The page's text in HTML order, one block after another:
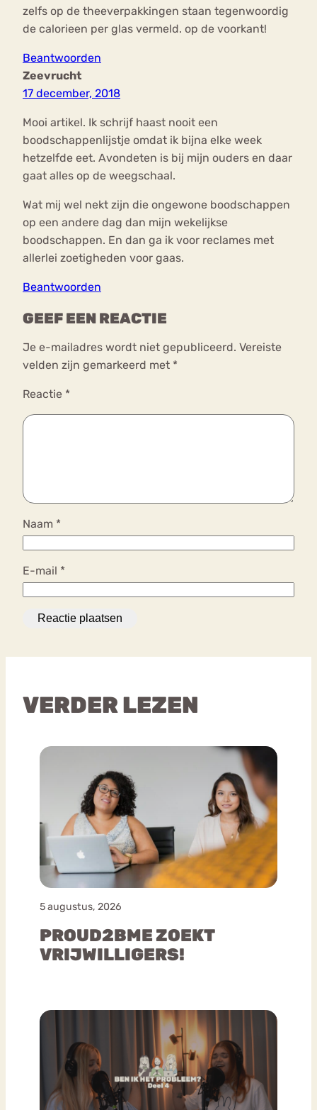
zelfs op de theeverpakkingen staan tegenwoordig
de calorieen per glas vermeld. op de voorkant!
Beantwoorden
Zeevrucht
17 december, 2018
Mooi artikel. Ik schrijf haast nooit een
boodschappenlijstje omdat ik bijna elke week
hetzelfde eet. Avondeten is bij mijn ouders en daar
gaat alles op de weegschaal.
Wat mij wel nekt zijn die ongewone boodschappen
op een andere dag dan mijn wekelijkse
boodschappen. En dan ga ik voor reclames met
allerlei zoetigheden voor gaas.
Beantwoorden
GEEF EEN REACTIE
Je e-mailadres wordt niet gepubliceerd. Vereiste
velden zijn gemarkeerd met *
Reactie *
Naam *
E-mail *
VERDER LEZEN
5 augustus, 2026
PROUD2BME ZOEKT
VRIJWILLIGERS!